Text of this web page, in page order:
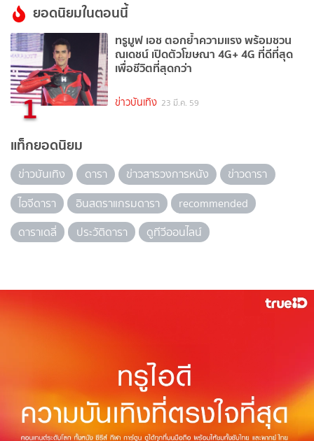
ยอดนิยมในตอนนี้
1
ทรูมูฟ เอช ตอกย้ำความแรง พร้อมชวน
ณเดชน์ เปิดตัวโฆษณา 4G+ 4G ที่ดีที่สุด
เพื่อชีวิตที่สุดกว่า
ข่าวบันเทิง 23 มี.ค. 59
แท็กยอดนิยม
ข่าวบันเทิง ดารา ข่าวสารวงการหนัง
ข่าวดารา
ไอจีดารา
อินสตราแกรมดารา
recommended
ดาราเดลี่
ประวัติดารา ดูทีวีออนไลน์